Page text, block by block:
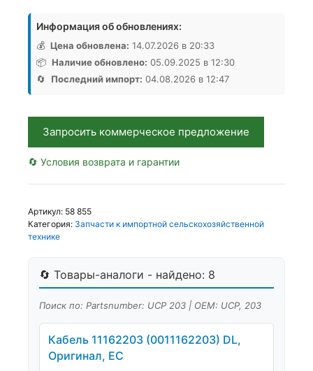
товара
подшипник
UCP
203,
Аналог,
РФ
Информация об обновлениях:
💰 Цена обновлена: 14.07.2026 в 20:33
📦 Наличие обновлено: 05.09.2025 в 12:30
🔄
Последний импорт: 04.08.2026 в 12:47
Запросить коммерческое предложение
🔄 Условия возврата и гарантии
Артикул: 58 855
Категория: Запчасти к импортной сельскохозяйственной
технике
🔄 Товары-аналоги - найдено: 8
Поиск по: Partsnumber: UCP 203 | OEM: UCP, 203
Кабель 11162203 (0011162203) DL,
Оригинал, ЕС